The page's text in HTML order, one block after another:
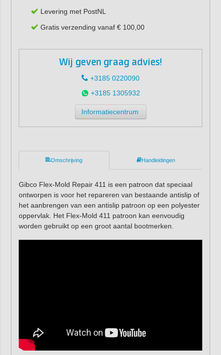
Levering met PostNL
Gratis verzending vanaf € 100,00
Wij geven graag advies!
+3185 0220090
+3185 1305932
Informatiecentrum
Omschrijving Handleidingen
Gibco Flex-Mold Repair 411 is een patroon dat speciaal
ontworpen is voor het repareren van bestaande antislip of
het aanbrengen van een antislip patroon op een polyester
oppervlak. Het Flex-Mold 411 patroon kan eenvoudig
worden gebruikt op een groot aantal bootmerken.